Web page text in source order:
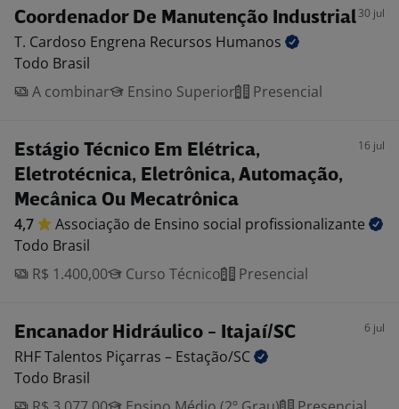
Coordenador De Manutenção Industrial30 jul
T. Cardoso Engrena Recursos Humanos
Todo Brasil
A combinar
Ensino Superior Presencial
Estágio Técnico Em Elétrica,
Eletrotécnica, Eletrônica, Automação,
Mecânica Ou Mecatrônica
16 jul
4,7 Associação de Ensino social profissionalizante
Todo Brasil
R$ 1.400,00
Curso Técnico Presencial
Encanador Hidráulico - Itajaí/SC 6 jul
RHF Talentos Piçarras – Estação/SC
Todo Brasil